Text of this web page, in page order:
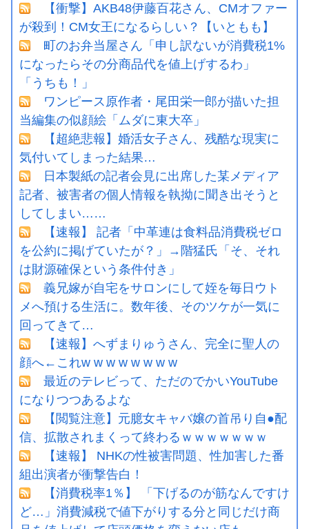
【衝撃】AKB48伊藤百花さん、CMオファー
が殺到！CM女王になるらしい？【いともも】
町のお弁当屋さん「申し訳ないが消費税1%
になったらその分商品代を値上げするわ」
「うちも！」
ワンピース原作者・尾田栄一郎が描いた担
当編集の似顔絵「ムダに東大卒」
【超絶悲報】婚活女子さん、残酷な現実に
気付いてしまった結果…
日本製紙の記者会見に出席した某メディア
記者、被害者の個人情報を執拗に聞き出そうと
してしまい……
【速報】 記者「中革連は食料品消費税ゼロ
を公約に掲げていたが？」→階猛氏「そ、それ
は財源確保という条件付き」
義兄嫁が自宅をサロンにして姪を毎日ウト
メへ預ける生活に。数年後、そのツケが一気に
回ってきて…
【速報】へずまりゅうさん、完全に聖人の
顔へ←これw w w w w w w w
最近のテレビって、ただのでかいYouTube
になりつつあるよな
【閲覧注意】元臆女キャバ嬢の首吊り自●配
信、拡散されまくって終わるｗｗｗｗｗｗｗ
【速報】 NHKの性被害問題、性加害した番
組出演者が衝撃告白！
【消費税率1％】 「下げるのが筋なんですけ
ど…」消費減税で値下がりする分と同じだけ商